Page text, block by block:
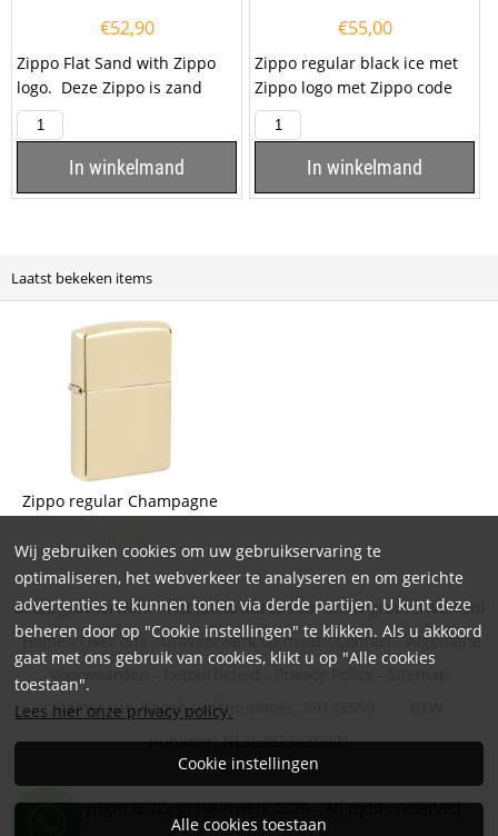
€52,90
Zippo Flat Sand with Zippo
logo. Deze Zippo is zand
kleurig gekleurd rondom de
hele...
In winkelmand
€55,00
Zippo regular black ice met
Zippo logo met Zippo code
1.440.020. U kunt deze
Zippo ook laten...
In winkelmand
Laatst bekeken items
Zippo regular Champagne
BlitZz graveerwerk - Hét juiste adres voor al uw graveerwerken!
Home- Over ons -Graveerwerk op maat -Contact- Algemene
Voorwaarden
Privacy Policy
Kamer van Koophandelnummer: 99143550 BTW
nummer: NL868823685B01
© Copyright BlitZz graveerwerk 2026 - All rights reserved
Wij gebruiken cookies om uw gebruikservaring te
optimaliseren, het webverkeer te analyseren en om gerichte
advertenties te kunnen tonen via derde partijen. U kunt deze
beheren door op "Cookie instellingen" te klikken. Als u akkoord
gaat met ons gebruik van cookies, klikt u op "Alle cookies
toestaan".
Lees hier onze privacy policy.
Cookie instellingen
Alle cookies toestaan